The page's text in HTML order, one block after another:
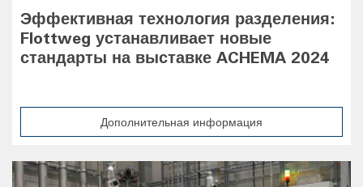
Эффективная технология разделения:
Flottweg устанавливает новые
стандарты на выставке ACHEMA 2024
Дополнительная информация